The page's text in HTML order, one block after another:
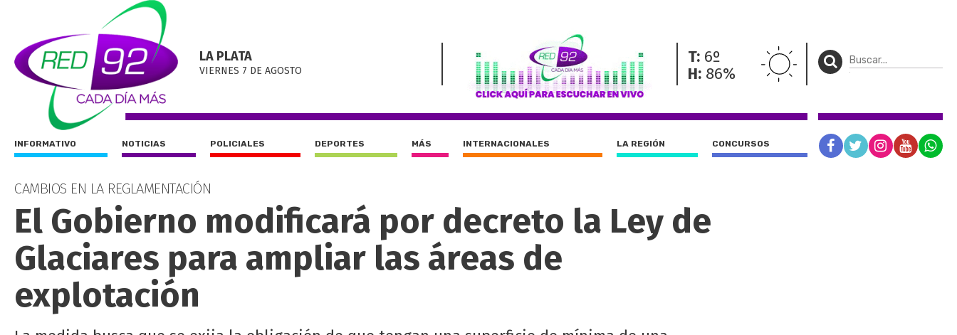
LA PLATA
VIERNES 7 DE AGOSTO
T: 6º
H: 86%
INFORMATIVO NOTICIAS POLICIALES DEPORTES MÁS INTERNACIONALES LA REGIÓN CONCURSOS
CAMBIOS EN LA REGLAMENTACIÓN
El Gobierno modificará por decreto la Ley de
Glaciares para ampliar las áreas de
explotación